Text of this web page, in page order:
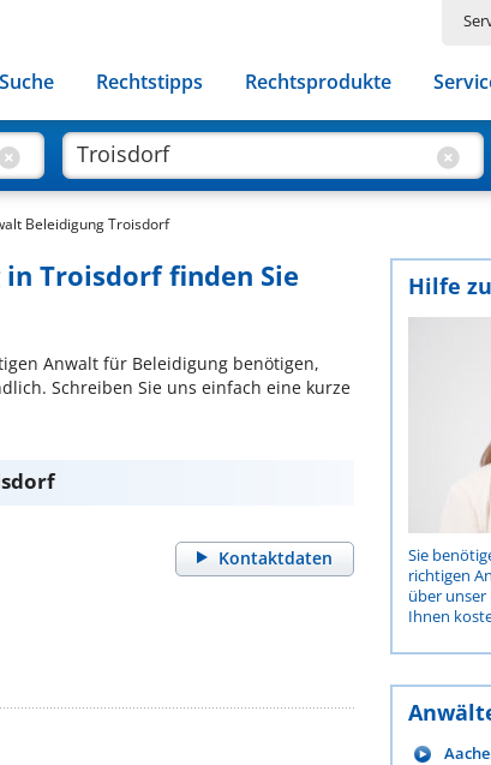
Rechtstipps Rechtsprodukte
Beleidigung Troisdorf
Troisdorf finden Sie
Anwalt für Beleidigung benötigen,
Schreiben Sie uns einfach eine kurze
Kontaktdaten
Hilfe
Sie
richtigen
über unser
Ihnen